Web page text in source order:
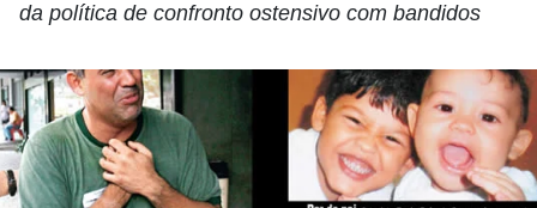
da política de confronto ostensivo com bandidos